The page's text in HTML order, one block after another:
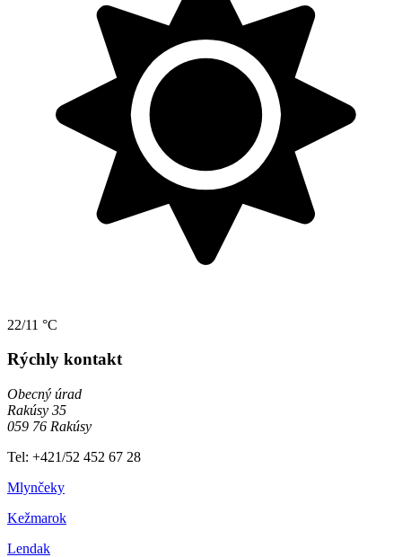
22/11 °C
Rýchly kontakt
Obecný úrad
Rakúsy 35
059 76 Rakúsy
Tel: +421/52 452 67 28
Mlynčeky
Kežmarok
Lendak